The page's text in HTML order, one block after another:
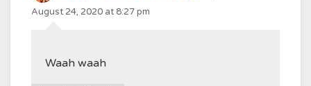
August 24, 2020 at 8:27 pm
Waah waah